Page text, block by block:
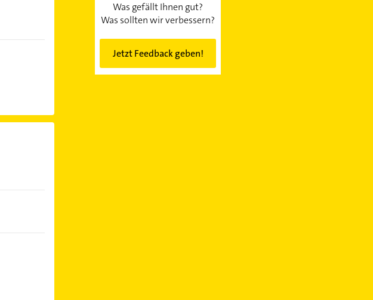
Was gefällt Ihnen gut?
Was sollten wir verbessern?
Jetzt Feedback geben!